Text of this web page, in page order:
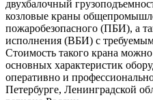
двухбалочный
козловые краны
пожаробезопасного (ПБИ), а
исполнения (ВБИ) с
Стоимость такого крана
основных характеристик
оперативно и
Петербурге, Ленинградской